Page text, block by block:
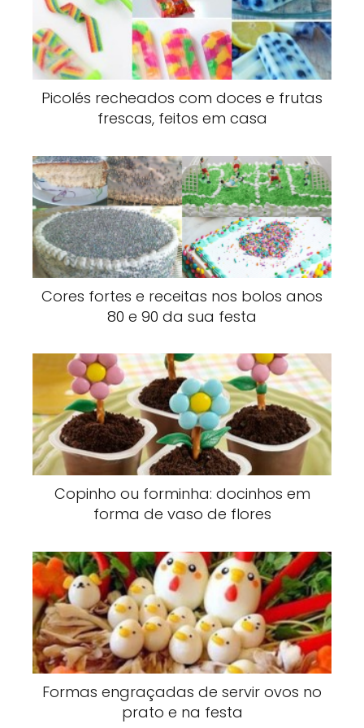
Picolés recheados com doces e frutas
frescas, feitos em casa
Cores fortes e receitas nos bolos anos
80 e 90 da sua festa
Copinho ou forminha: docinhos em
forma de vaso de flores
Formas engraçadas de servir ovos no
prato e na festa